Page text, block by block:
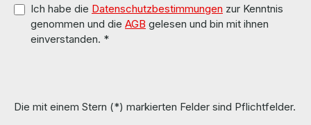
Ich habe die Datenschutzbestimmungen zur Kenntnis
genommen und die AGB gelesen und bin mit ihnen
einverstanden. *
Die mit einem Stern (*) markierten Felder sind Pflichtfelder.